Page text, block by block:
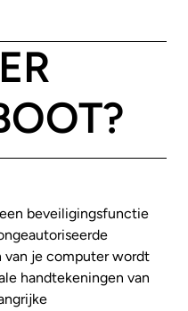
beveiligingsfunctie
je computer wordt
handtekeningen van